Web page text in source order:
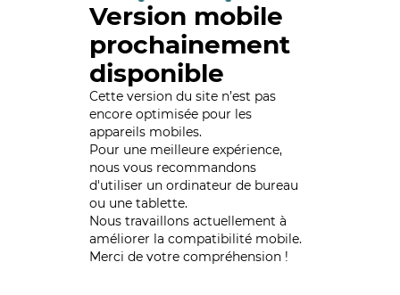
Version mobile
prochainement
disponible
Cette version du site n’est pas
encore optimisée pour les
appareils mobiles.
Pour une meilleure expérience,
nous vous recommandons
d'utiliser un ordinateur de bureau
ou une tablette.
Nous travaillons actuellement à
améliorer la compatibilité mobile.
Merci de votre compréhension !